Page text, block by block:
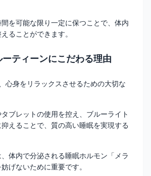
を可能な限り一定に保つことで、体内
ることができます。
ティーンにこだわる理由
心身をリラックスさせるための大切な
ブレットの使用を控え、ブルーライト
えることで、質の高い睡眠を実現する
体内で分泌される睡眠ホルモン「メラ
げないために重要です。